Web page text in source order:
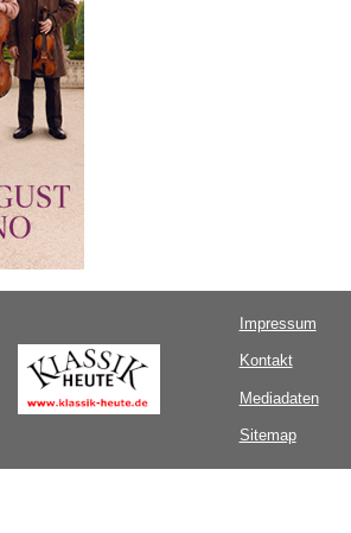
Impressum
Kontakt
Mediadaten
Sitemap